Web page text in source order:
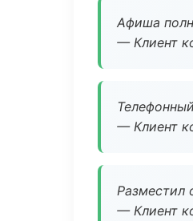
Афиша
— Клиент
— Клиент
Разместил
— Клиент